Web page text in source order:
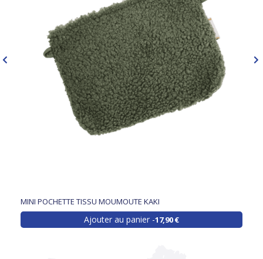
MINI POCHETTE TISSU MOUMOUTE KAKI
Ajouter au panier 17,90 €